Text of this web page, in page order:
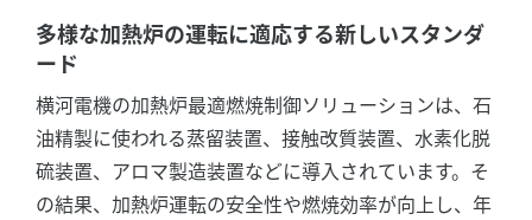
多様な加熱炉の運転に適応する新しいスタンダ
ード
横河電機の加熱炉最適燃焼制御ソリューションは、石
油精製に使われる蒸留装置、接触改質装置、水素化脱
硫装置、アロマ製造装置などに導入されています。そ
の結果、加熱炉運転の安全性や燃焼効率が向上し、年